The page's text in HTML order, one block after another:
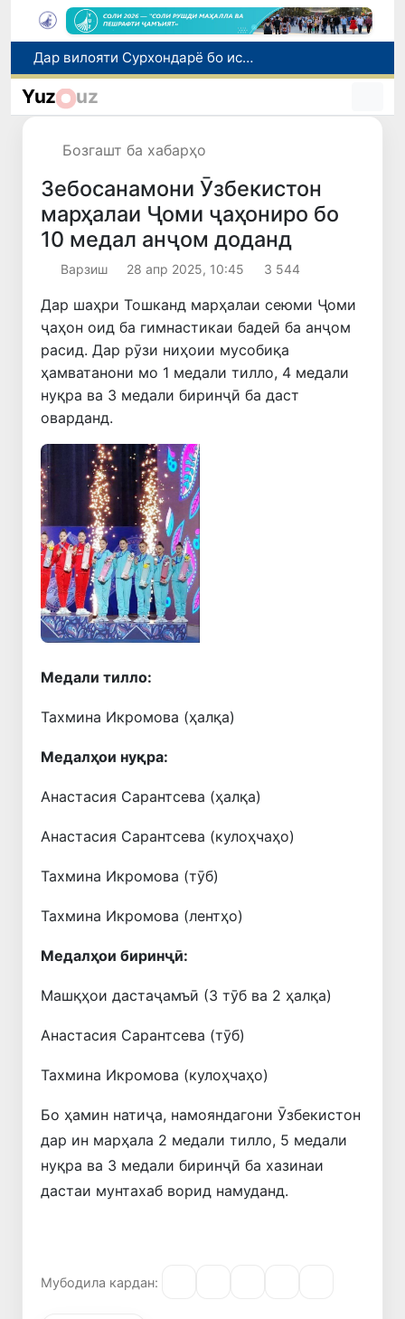
Дар Ӯзбекистон ба шахсони бесарпаноҳ паноҳгоҳи муваққатӣ, кумаки иҷтимоӣ ва имконияти бо ҷойи кор таъмин шудан фароҳам карда мешавад
Дуввумин қатораи боркаши мустақим аз Беларус ба Ӯзбекистон фиристода шуд
Yuz uz
Бозгашт ба хабарҳо
Зебосанамони Ӯзбекистон
марҳалаи Ҷоми ҷаҳониро бо
10 медал анҷом доданд
Варзиш 28 апр 2025, 10:45 3 544
Дар шаҳри Тошканд марҳалаи сеюми Ҷоми
ҷаҳон оид ба гимнастикаи бадеӣ ба анҷом
расид. Дар рӯзи ниҳоии мусобиқа
ҳамватанони мо 1 медали тилло, 4 медали
нуқра ва 3 медали биринҷӣ ба даст
оварданд.
Қаблӣ
Медали тилло:
Тахмина Икромова (ҳалқа)
Медалҳои нуқра:
Анастасия Сарантсева (ҳалқа)
Анастасия Сарантсева (кулоҳчаҳо)
Тахмина Икромова (тӯб)
Тахмина Икромова (лентҳо)
Медалҳои биринҷӣ:
Машқҳои дастаҷамъӣ (3 тӯб ва 2 ҳалқа)
Анастасия Сарантсева (тӯб)
Тахмина Икромова (кулоҳчаҳо)
Бо ҳамин натиҷа, намояндагони Ӯзбекистон
дар ин марҳала 2 медали тилло, 5 медали
нуқра ва 3 медали биринҷӣ ба хазинаи
дастаи мунтахаб ворид намуданд.
Мубодила кардан: